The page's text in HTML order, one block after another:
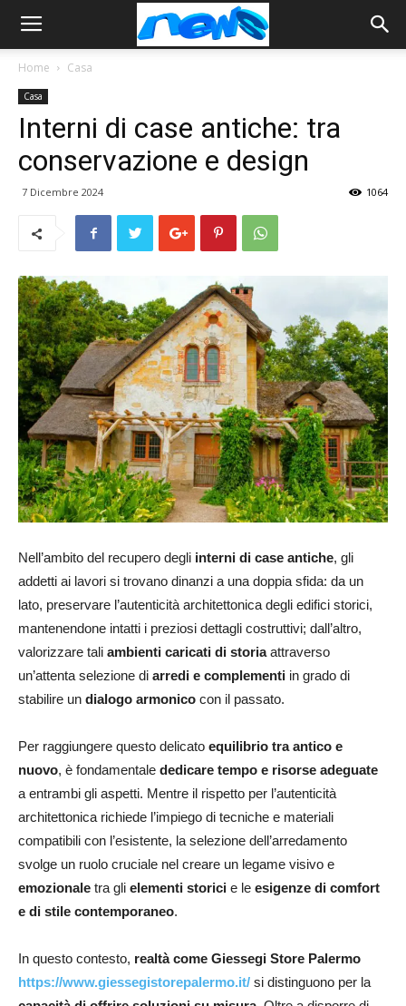
Home Casa
Casa
Interni di case antiche: tra
conservazione e design
7 Dicembre 2024 1064
Nell’ambito del recupero degli interni di case antiche, gli
addetti ai lavori si trovano dinanzi a una doppia sfida: da un
lato, preservare l’autenticità architettonica degli edifici storici,
mantenendone intatti i preziosi dettagli costruttivi; dall’altro,
valorizzare tali ambienti caricati di storiaattraverso
un’attenta selezione di arredi e complementi in grado di
stabilire un dialogo armonico con il passato.
Per raggiungere questo delicato equilibrio tra antico e
nuovo, è fondamentale dedicare tempo e risorse adeguate
a entrambi gli aspetti. Mentre il rispetto per l’autenticità
architettonica richiede l’impiego di tecniche e materiali
compatibili con l’esistente, la selezione dell’arredamento
svolge un ruolo cruciale nel creare un legame visivo e
emozionale tra gli elementi storici e le esigenze di comfort
e di stile contemporaneo.
In questo contesto, realtà come Giessegi Store Palermo
https://www.giessegistorepalermo.it/ si distinguono per la